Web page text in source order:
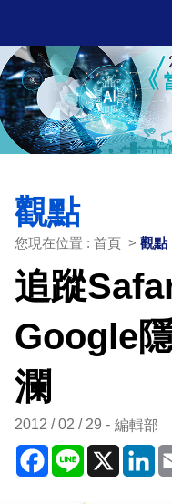
觀點
您現在位置 : 首頁 > 觀點
追蹤
Google
瀾
2012 / 02 / 29 編輯部
Facebook
Line X